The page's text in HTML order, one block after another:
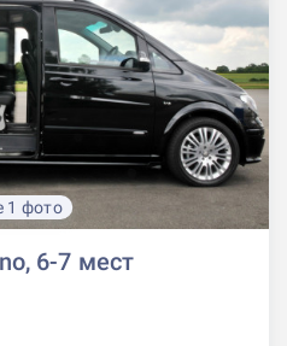
1 фото
6-7 мест